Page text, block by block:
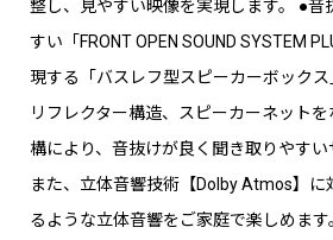
整し、見やすい映像を実現します。 ●音
すい「FRONT OPEN SOUND SYSTEM
現する「バスレフ型スピーカーボック
リフレクター構造、スピーカーネット
構により、音抜けが良く聞き取りやすい
また、立体音響技術【Dolby Atmos】に
るような立体音響をご家庭で楽しめま